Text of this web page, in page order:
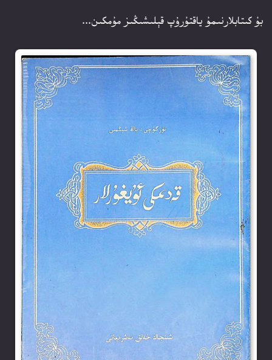
بۇ كىتابلارنىمۇ ياقتۇرۇپ قېلىشىڭىز مۇمكىن...